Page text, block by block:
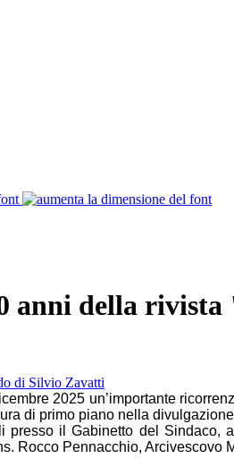
anni della
2025 un’importante
di primo piano nella
il Gabinetto del
Rocco Pennacchio,